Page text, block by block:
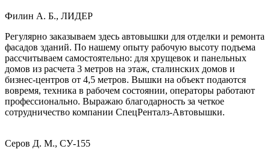
Филин А. Б., ЛИДЕР
Регулярно заказываем здесь автовышки для отделки и ремонта
фасадов зданий. По нашему опыту рабочую высоту подъема
рассчитываем самостоятельно: для хрущевок и панельных
домов из расчета 3 метров на этаж, сталинских домов и
бизнес-центров от 4,5 метров. Вышки на объект подаются
вовремя, техника в рабочем состоянии, операторы работают
профессионально. Выражаю благодарность за четкое
сотрудничество компании СпецРенталз-Автовышки.
Серов Д. М., СУ-155